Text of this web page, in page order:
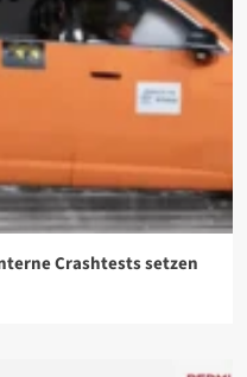
Crashtests setzen